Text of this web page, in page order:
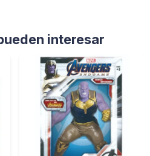
interesar